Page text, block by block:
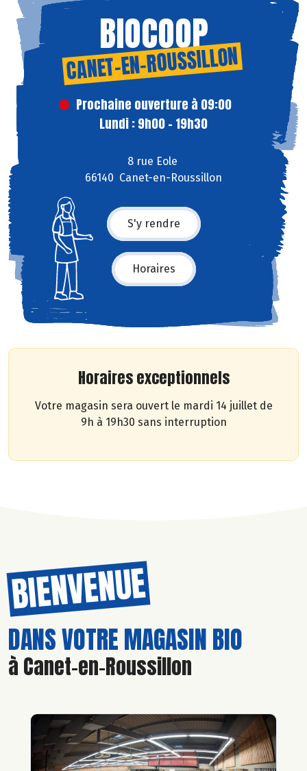
BIOCOOP
CANET-EN-ROUSSILLON
Prochaine ouverture à 09:00
Lundi : 9h00 - 19h30
8 rue Eole
66140 Canet-en-Roussillon
S'y rendre
Horaires
Horaires exceptionnels
Votre magasin sera ouvert le mardi 14 juillet de
9h à 19h30 sans interruption
BIENVENUE
DANS VOTRE MAGASIN BIO
à Canet-en-Roussillon